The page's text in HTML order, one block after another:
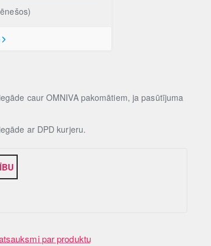
par produktu
caur OMNIVA pakomātiem, ja pasūtījuma
ar DPD kurjeru.